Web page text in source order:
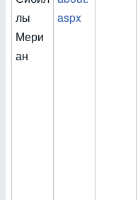
лы
Мери
ан
aspx